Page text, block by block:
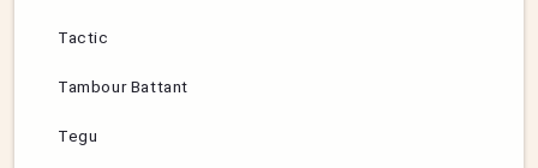
Tactic
Tambour Battant
Tegu